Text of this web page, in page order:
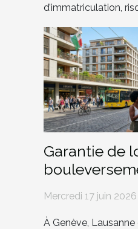
d’immatriculation,
Garantie de
grandes
Mercredi 17 juin
À Genève,